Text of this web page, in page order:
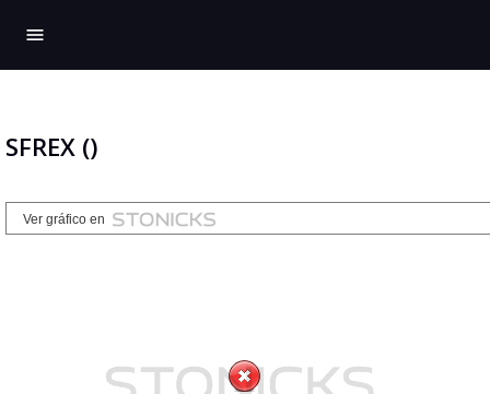
menu
SFREX ()